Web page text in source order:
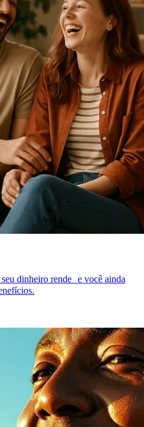
dinheiro rende e você ainda